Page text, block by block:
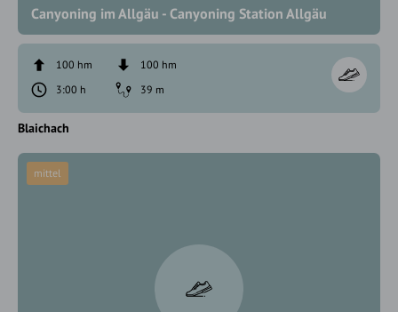
Canyoning im Allgäu - Canyoning Station Allgäu
100 hm
100 hm
3:00 h
39 m
Blaichach
mittel